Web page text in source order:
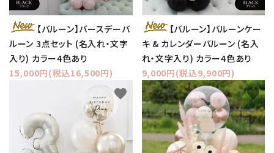
【バルーン】バースデーバ
ルーン 3点セット (名入れ・文字
入り) カラー4色あり
15,000円(税込16,500円)
【バルーン】バルーンケー
キ & カレンダーバルーン (名入
れ・文字入り) カラー4色あり
9,000円(税込9,900円)
favorite favorite